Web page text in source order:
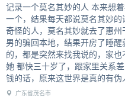
记录一个莫名其妙的人 本来想
一个，结果每天都说莫名其妙
奇怪的人，莫名其妙就去了惠
男的骗回本地，结果开房了睡
的，都是突然来找我说的，家
她 都快三十岁了，跟家里关系
钱的话，原来这世界是真的有伪
广东省茂名市